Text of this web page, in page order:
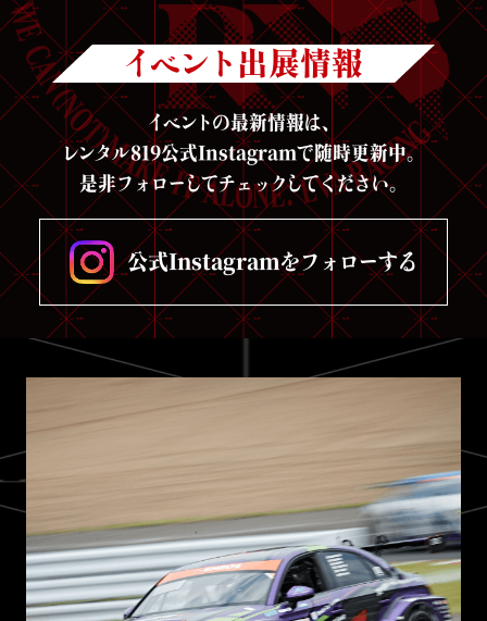
イベント出展情報
イベントの最新情報は、
レンタル819公式Instagramで随時更新中。
是非フォローしてチェックしてください。
公式Instagramをフォローする